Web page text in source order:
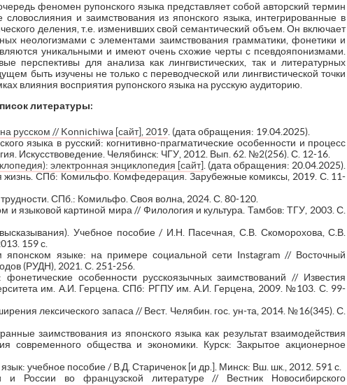
феномен рупонского языка представляет собой авторский термин
и заимствования из японского языка, интегрированные в
деления, т.е. изменивших свой семантический объем. Он включает
неологизмами с элементами заимствования грамматики, фонетики и
уникальными и имеют очень схожие черты с псевдояпонизмами.
перспективы для анализа как лингвистических, так и литературных
быть изучены не только с переводческой или лингвистической точки
влияния восприятия рупонского языка на русскую аудиторию.
литературы:
русском // Konnichiwa [сайт], 2019. (дата обращения: 19.04.2025).
языка в русский: когнитивно-прагматические особенности и процесс
Искусствоведение. Челябинск: ЧГУ, 2012. Вып. 62. №2(256). С. 12-16.
электронная энциклопедия [сайт] . (дата обращения: 20.04.2025).
СПб: Комильфо. Комфедерация. Зарубежные комиксы, 2019. С. 11-
СПб.: Комильфо. Своя волна, 2024. С. 80-120.
и языковой картиной мира // Филология и культура. Тамбов: ТГУ, 2003. С.
Учебное пособие / И.Н. Пасечная, С.В. Скоморохова, С.В.
159 с.
языке: на примере социальной сети Instagram // Восточный
(РУДН), 2021. С. 251-256.
особенности русскоязычных заимствований // Известия
им. А.И. Герцена. СПб: РГПУ им. А.И. Герцена, 2009. №103. С. 99-
лексического запаса // Вест. Челябин. гос. ун-та, 2014. №16(345). С.
заимствования из японского языка как результат взаимодействия
современного общества и экономики. Курск: Закрытое акционерное
учебное пособие / В.Д. Стариченок [и др.]. Минск: Вш. шк., 2012. 591 с.
России во французской литературе // Вестник Новосибирского